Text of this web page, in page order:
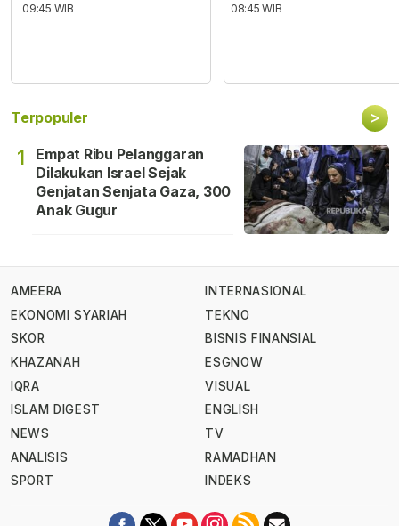
09:45 WIB
08:45 WIB
Terpopuler >
1
Empat Ribu Pelanggaran
Dilakukan Israel Sejak
Genjatan Senjata Gaza, 300
Anak Gugur
AMEERA
EKONOMI SYARIAH
SKOR
KHAZANAH
IQRA
ISLAM DIGEST
NEWS
ANALISIS
SPORT
INTERNASIONAL
TEKNO
BISNIS FINANSIAL
ESGNOW
VISUAL
ENGLISH
TV
RAMADHAN
INDEKS